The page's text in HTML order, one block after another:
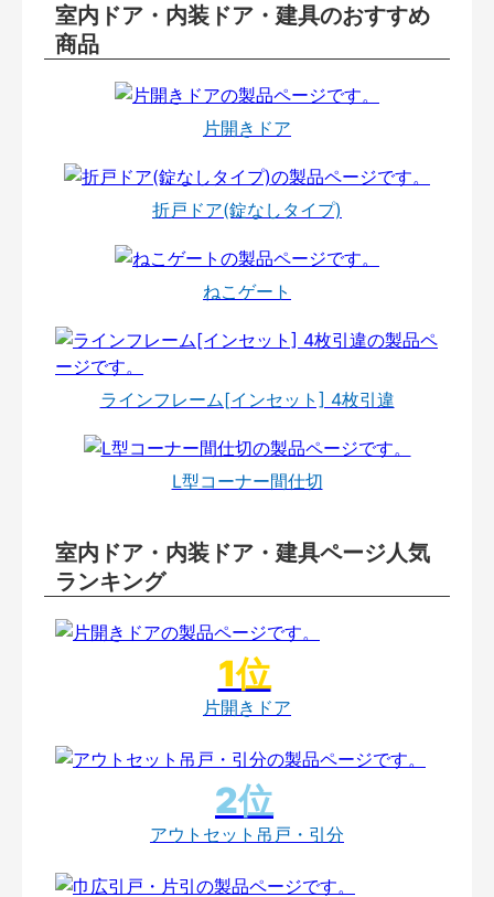
室内ドア・内装ドア・建具のおすすめ
商品
片開きドア
折戸ドア(錠なしタイプ)
ねこゲート
ラインフレーム[インセット] 4枚引違
L型コーナー間仕切
室内ドア・内装ドア・建具ページ人気
ランキング
片開きドア
アウトセット吊戸・引分